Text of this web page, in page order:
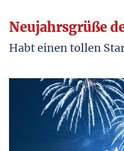
Neujahrsgrüße
Habt einen tollen